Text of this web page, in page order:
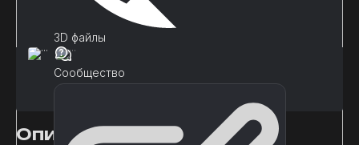
3D файлы
Сообщество
Описание